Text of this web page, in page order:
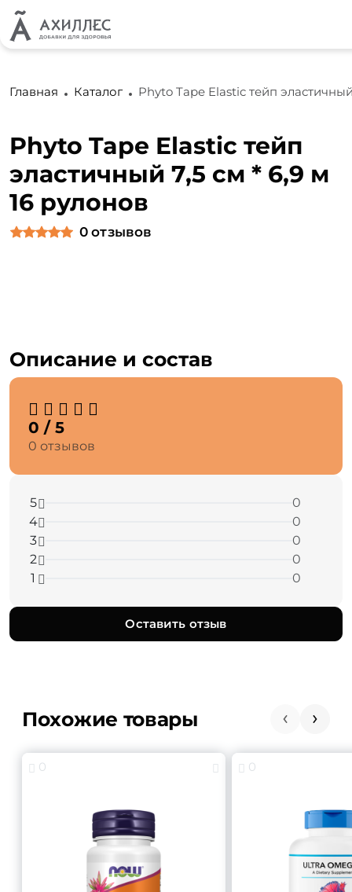
Главная Каталог Phyto Tape Elastic тейп
Phyto Tape Elastic тейп
эластичный 7,5 см * 6,9 м
16 рулонов
0 отзывов
Описание и состав
0 / 5
0 отзывов
5
0
4
0
3
0
2
0
1
0
Оставить отзыв
Похожие товары
0 0